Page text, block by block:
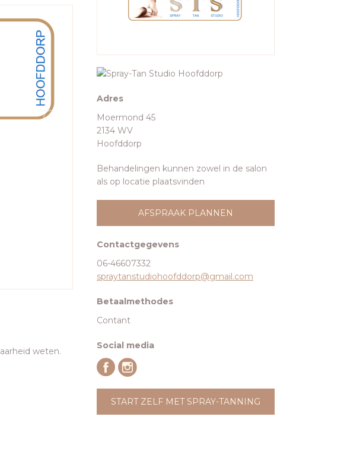
weten.
Adres
Moermond 45
2134 WV
Hoofddorp
Behandelingen kunnen zowel in de salon
als op locatie plaatsvinden
AFSPRAAK PLANNEN
Contactgegevens
06-46607332
spraytanstudiohoofddorp@gmail.com
Betaalmethodes
Contant
Social media
START ZELF MET SPRAY-TANNING